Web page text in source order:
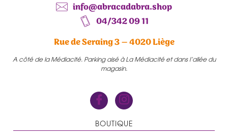
info@abracadabra.shop
04/342 09 11
Rue de Seraing 3 – 4020 Liège
A côté de la Médiacité. Parking aisé à La Médiacité et dans l’allée du
magasin.
BOUTIQUE